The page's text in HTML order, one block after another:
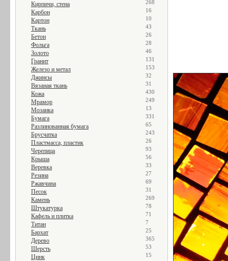
Кирпичи, стена 268
Карбон 16
Картон 10
Ткань 43
Бетон 26
Фольга 28
Золото 46
Гранит 131
Железо и метал 153
Джинсы 32
Вязаная ткань 31
Кожа 430
Мрамор 249
Мозаика 13
Бумага 331
Разлинованная бумага 65
Брусчатка 243
Пластмасса, пластик 26
Черепица 93
Крыша 56
Веревка 33
Резина 27
Ржавчина 69
Песок 31
Камень 269
Штукатурка 78
Кафель и плитка 71
Титан 7
Бархат 25
Дерево 365
Шерсть 53
Цинк 15